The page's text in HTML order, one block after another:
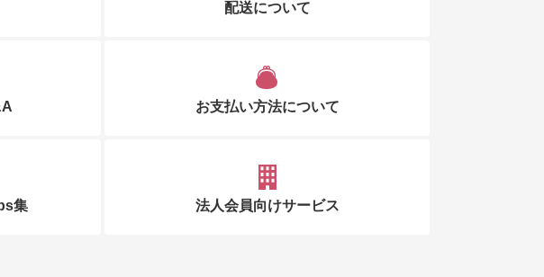
配送について
お支払い方法について
集 法人会員向けサービス